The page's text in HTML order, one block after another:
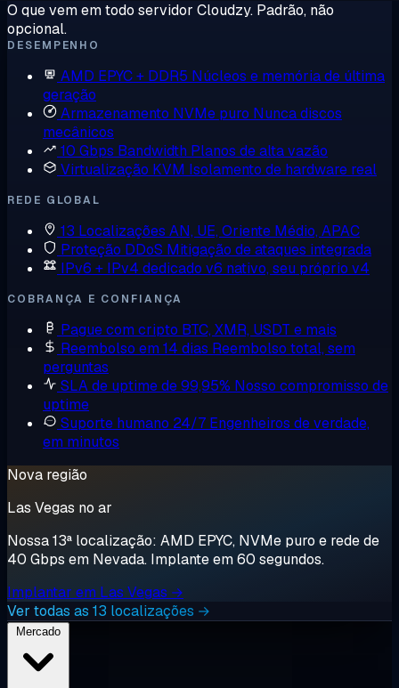
O que vem em todo servidor Cloudzy. Padrão, não
opcional.
DESEMPENHO
AMD EPYC + DDR5 Núcleos e memória de última
geração
Armazenamento NVMe puro Nunca discos
mecânicos
10 Gbps Bandwidth Planos de alta vazão
Virtualização KVM Isolamento de hardware real
REDE GLOBAL
13 Localizações AN, UE, Oriente Médio, APAC
Proteção DDoS Mitigação de ataques integrada
IPv6 + IPv4 dedicado v6 nativo, seu próprio v4
COBRANÇA E CONFIANÇA
Pague com cripto BTC, XMR, USDT e mais
Reembolso em 14 dias Reembolso total, sem
perguntas
SLA de uptime de 99,95% Nosso compromisso de
uptime
Suporte humano 24/7 Engenheiros de verdade,
em minutos
Nova região
Las Vegas no ar
Nossa 13ª localização: AMD EPYC, NVMe puro e rede de
40 Gbps em Nevada. Implante em 60 segundos.
Implantar em Las Vegas →
Ver todas as 13 localizações →